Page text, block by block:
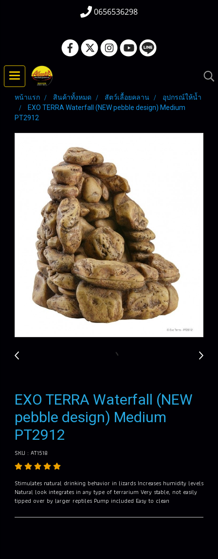
0656536298
หน้าแรก สินค้าทั้งหมด สัตว์เลื้อยคลาน
อุปกรณ์ให้น้ำ
EXO TERRA Waterfall (NEW pebble design) Medium
PT2912
EXO TERRA Waterfall (NEW
pebble design) Medium
PT2912
SKU : AT1518
Stimulates natural drinking behavior in lizards Increases humidity levels
Natural look integrates in any type of terrarium Very stable, not easily
tipped over by larger reptiles Pump included Easy to clean